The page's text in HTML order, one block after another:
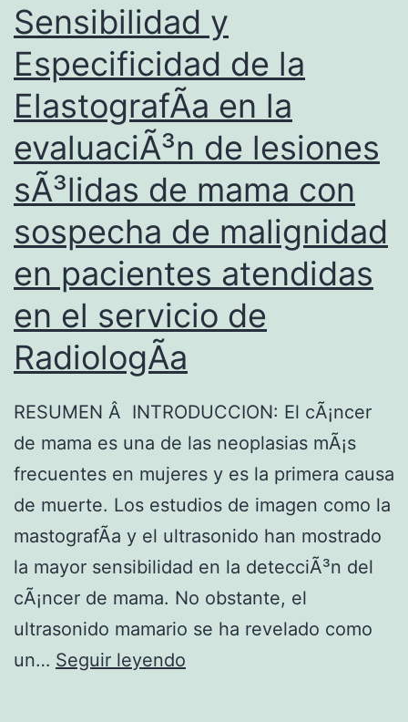
Sensibilidad y
Especificidad de la
ElastografÃ­a en la
evaluaciÃ³n de lesiones
sÃ³lidas de mama con
sospecha de malignidad
en pacientes atendidas
en el servicio de
RadiologÃ­a
RESUMEN Â INTRODUCCION: El cÃ¡ncer
de mama es una de las neoplasias mÃ¡s
frecuentes en mujeres y es la primera causa
de muerte. Los estudios de imagen como la
mastografÃ­a y el ultrasonido han mostrado
la mayor sensibilidad en la detecciÃ³n del
cÃ¡ncer de mama. No obstante, el
ultrasonido mamario se ha revelado como
un… Seguir leyendo